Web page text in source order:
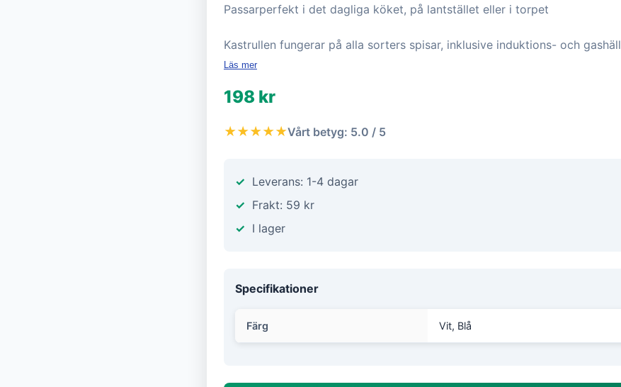
Passarperfekt i det dagliga köket, på lantstället eller i torpet
Kastrullen fungerar på alla sorters spisar, inklusive induktions- och gashäll
Läs mer
198 kr
★★★★★Vårt betyg: 5.0 / 5
Leverans: 1-4 dagar
Frakt: 59 kr
I lager
Specifikationer
Färg Vit, Blå